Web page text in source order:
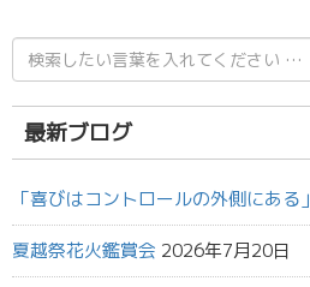
検
索
結
果:
最新ブログ
「喜びはコントロールの外側にある」
夏越祭花火鑑賞会 2026年7月20日